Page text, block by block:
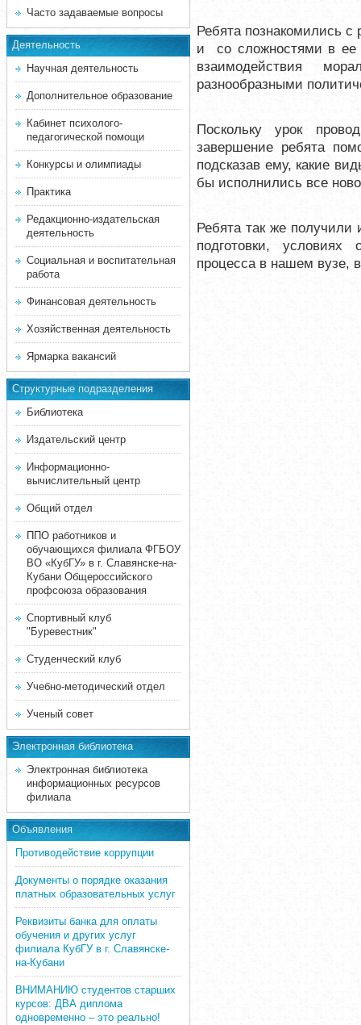
Часто задаваемые вопросы
Деятельность
Научная деятельность
Дополнительное образование
Кабинет психолого-
педагогической помощи
Конкурсы и олимпиады
Практика
Редакционно-издательская
деятельность
Социальная и воспитательная
работа
Финансовая деятельность
Хозяйственная деятельность
Ярмарка вакансий
Структурные подразделения
Библиотека
Издательский центр
Информационно-
вычислительный центр
Общий отдел
ППО работников и
обучающихся филиала ФГБОУ
ВО «КубГУ» в г. Славянске-на-
Кубани Общероссийского
профсоюза образования
Спортивный клуб
"Буревестник"
Студенческий клуб
Учебно-методический отдел
Ученый совет
Электронная библиотека
Электронная библиотека
информационных ресурсов
филиала
Объявления
Противодействие коррупции
Документы о порядке оказания
платных образовательных услуг
Реквизиты банка для оплаты
обучения и других услуг
филиала КубГУ в г. Славянске-
на-Кубани
ВНИМАНИЮ студентов старших
курсов: ДВА диплома
одновременно – это реально!
Ребята познакомились
и со сложностями в ее
взаимодействия
разнообразными
Поскольку урок
завершение ребята
подсказав ему, какие
бы исполнились все
Ребята так же
подготовки, условиях
процесса в нашем вузе,